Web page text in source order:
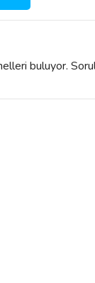
buluyor.